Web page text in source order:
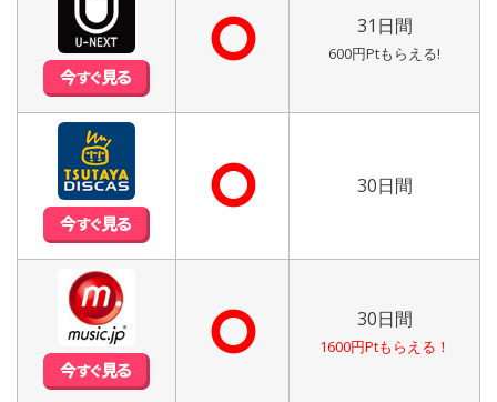
⭘ 31日間
600円Ptもらえる!
⭘ 30日間
⭘ 30日間
1600円Ptもらえる！